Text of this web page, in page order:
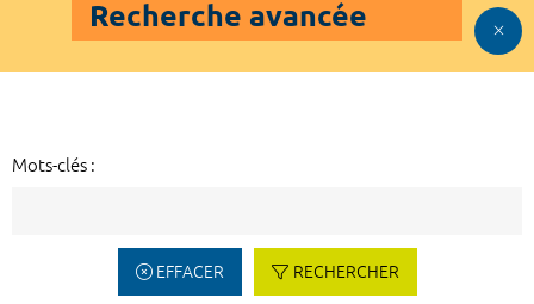
Recherche avancée
Mots-clés :
EFFACER RECHERCHER